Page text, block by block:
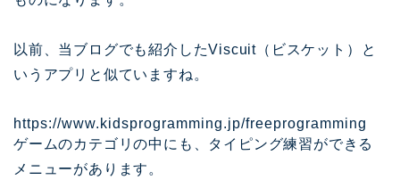
以前、当ブログでも紹介したViscuit（ビスケット）と
いうアプリと似ていますね。
https://www.kidsprogramming.jp/freeprogramming
ゲームのカテゴリの中にも、タイピング練習ができる
メニューがあります。